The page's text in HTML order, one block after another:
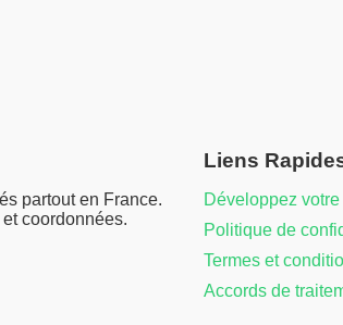
partout en France.
coordonnées.
Liens
Développez
Politique de
Termes et
Accords de